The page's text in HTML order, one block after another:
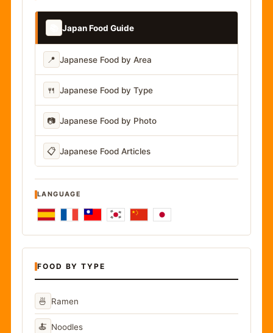
Japan Food Guide
📍 Japanese Food by Area
🍴 Japanese Food by Type
📷 Japanese Food by Photo
📋 Japanese Food Articles
LANGUAGE
FOOD BY TYPE
🍜 Ramen
🍝 Noodles